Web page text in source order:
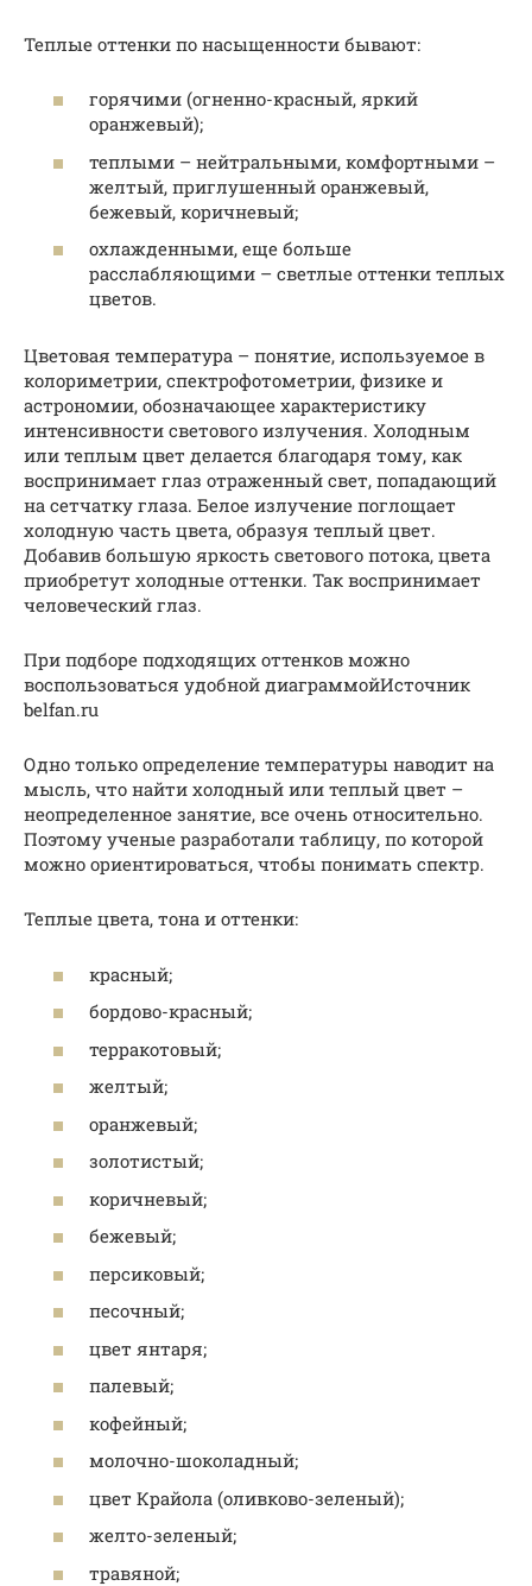
Теплые оттенки по насыщенности бывают:
горячими (огненно-красный, яркий
оранжевый);
теплыми – нейтральными, комфортными –
желтый, приглушенный оранжевый,
бежевый, коричневый;
охлажденными, еще больше
расслабляющими – светлые оттенки теплых
цветов.
Цветовая температура – понятие, используемое в
колориметрии, спектрофотометрии, физике и
астрономии, обозначающее характеристику
интенсивности светового излучения. Холодным
или теплым цвет делается благодаря тому, как
воспринимает глаз отраженный свет, попадающий
на сетчатку глаза. Белое излучение поглощает
холодную часть цвета, образуя теплый цвет.
Добавив большую яркость светового потока, цвета
приобретут холодные оттенки. Так воспринимает
человеческий глаз.
При подборе подходящих оттенков можно
воспользоваться удобной диаграммойИсточник
belfan.ru
Одно только определение температуры наводит на
мысль, что найти холодный или теплый цвет –
неопределенное занятие, все очень относительно.
Поэтому ученые разработали таблицу, по которой
можно ориентироваться, чтобы понимать спектр.
Теплые цвета, тона и оттенки:
красный;
бордово-красный;
терракотовый;
желтый;
оранжевый;
золотистый;
коричневый;
бежевый;
персиковый;
песочный;
цвет янтаря;
палевый;
кофейный;
молочно-шоколадный;
цвет Крайола (оливково-зеленый);
желто-зеленый;
травяной;